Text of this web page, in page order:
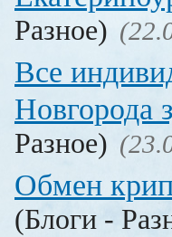
Разное)
Все
Новгорода
Разное)
Обмен
(Блоги -